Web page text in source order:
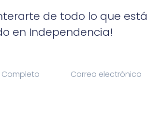
de todo lo que está
en Independencia!